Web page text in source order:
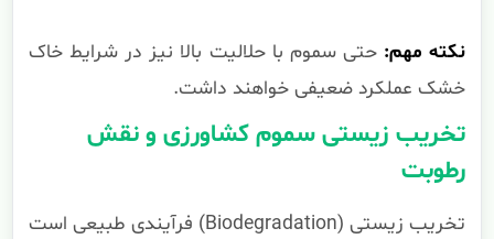
نکته مهم: حتی سموم با حلالیت بالا نیز در شرایط خاک
خشک عملکرد ضعیفی خواهند داشت.
تخریب زیستی سموم کشاورزی و نقش
رطوبت
تخریب زیستی (Biodegradation) فرآیندی طبیعی است